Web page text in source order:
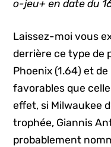
o-jeu+ en date du
Laissez-moi vous
derrière ce type de
Phoenix (1.64) et
favorables que
effet, si Milwaukee
trophée, Giannis
probablement